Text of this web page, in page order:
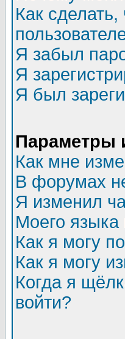
Как
Я забыл
Я
Я был
Параметры
Как мне
В форумах
Я изменил
Моего языка
Как я могу
Как я могу
Когда я
войти?